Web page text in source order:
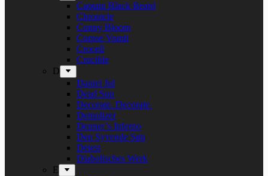
Captain Black Beard
Chronicle
Conny Bloom
Corpse Vomit
Crocell
Crucible
D
Daniel Jul
Dead Sun
Decorate. Decorate.
Demolizer
Denner’s Inferno
Den Syvende Søn
Detest
Diabolisches Werk
E